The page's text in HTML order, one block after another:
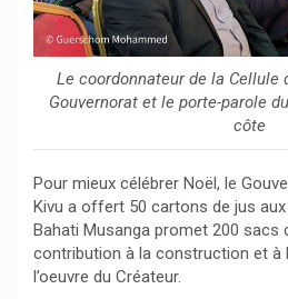
Le coordonnateur de la Cellule
Gouvernorat et le porte-parole
côte
Pour mieux célébrer Noël, le
Kivu a offert 50 cartons de jus aux
Bahati Musanga promet 200 sacs
contribution à la construction et à
l’oeuvre du Créateur.